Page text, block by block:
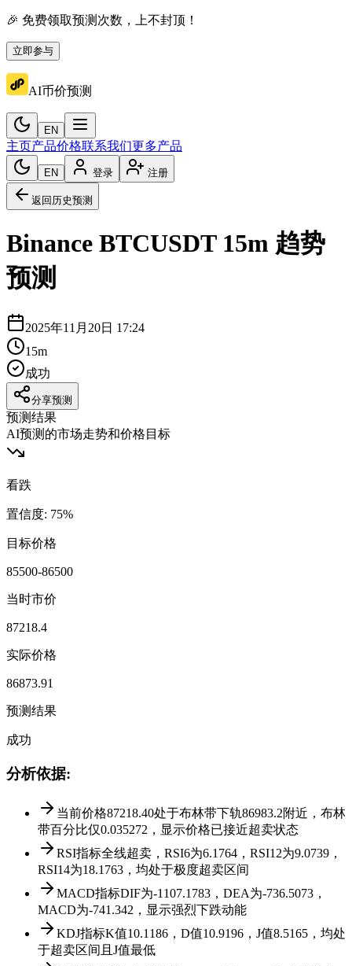
🎉 免费领取预测次数，上不封顶！
立即参与
AI币价预测
EN
主页产品价格联系我们更多产品
EN 登录 注册
返回历史预测
Binance BTCUSDT 15m 趋势
预测
2025年11月20日 17:24
15m
成功
分享预测
预测结果
AI预测的市场走势和价格目标
看跌
置信度: 75%
目标价格
85500-86500
当时市价
87218.4
实际价格
86873.91
预测结果
成功
分析依据:
当前价格87218.40处于布林带下轨86983.2附近，布林
带百分比仅0.035272，显示价格已接近超卖状态
RSI指标全线超卖，RSI6为6.1764，RSI12为9.0739，
RSI14为18.1763，均处于极度超卖区间
MACD指标DIF为-1107.1783，DEA为-736.5073，
MACD为-741.342，显示强烈下跌动能
KDJ指标K值10.1186，D值10.9196，J值8.5165，均处
于超卖区间且J值最低